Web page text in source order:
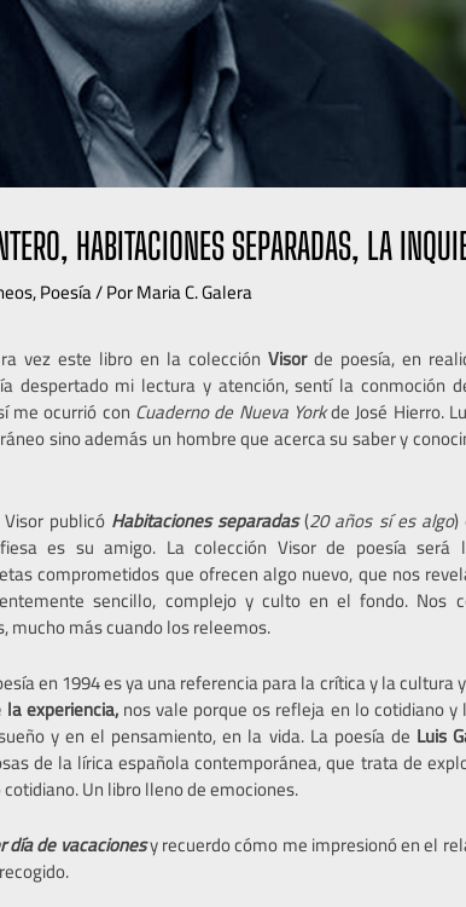
HABITACIONES SEPARADAS, LA
,Poesía/ PorMaria C. Galera
vez este libro en la colección Visorde poesía, en
despertado mi lectura y atención, sentí la conmoción
me ocurrió con Cuaderno de Nueva Yorkde José Hierro.
sino además un hombre que acerca su saber y
publicó Habitaciones separadas(20 años sí es algo)
es su amigo. La colección Visor de poesía
comprometidos que ofrecen algo nuevo, que nos
sencillo, complejo y culto en el fondo. Nos
mucho más cuando los releemos.
en 1994 es ya una referencia para la crítica y la cultura
experiencia,nos vale porque os refleja en lo cotidiano
y en el pensamiento, en la vida. La poesía de Luis
de la lírica española contemporánea, que trata de
Un libro lleno de emociones.
día de vacacionesy recuerdo cómo me impresionó en el